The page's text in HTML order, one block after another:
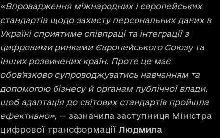
«Впровадження міжнародних і європейських
стандартів щодо захисту персональних даних в
Україні сприятиме співпраці та інтеграції з
цифровими ринками Європейського Союзу та
інших розвинених країн. Проте це має
обов'язково супроводжуватись навчанням та
допомогою бізнесу й органам публічної влади,
щоб адаптація до світових стандартів пройшла
ефективно», — зазначила заступниця Міністра
цифрової трансформації Людмила